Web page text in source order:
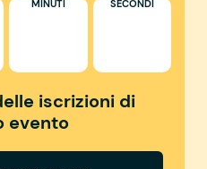
MINUTI SECONDI
iscrizioni di
evento